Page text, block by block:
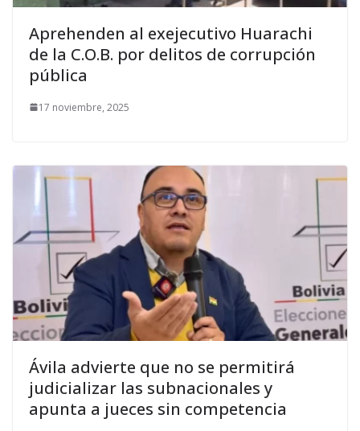
Aprehenden al exejecutivo Huarachi
de la C.O.B. por delitos de corrupción
pública
17 noviembre, 2025
Ávila advierte que no se permitirá
judicializar las subnacionales y
apunta a jueces sin competencia